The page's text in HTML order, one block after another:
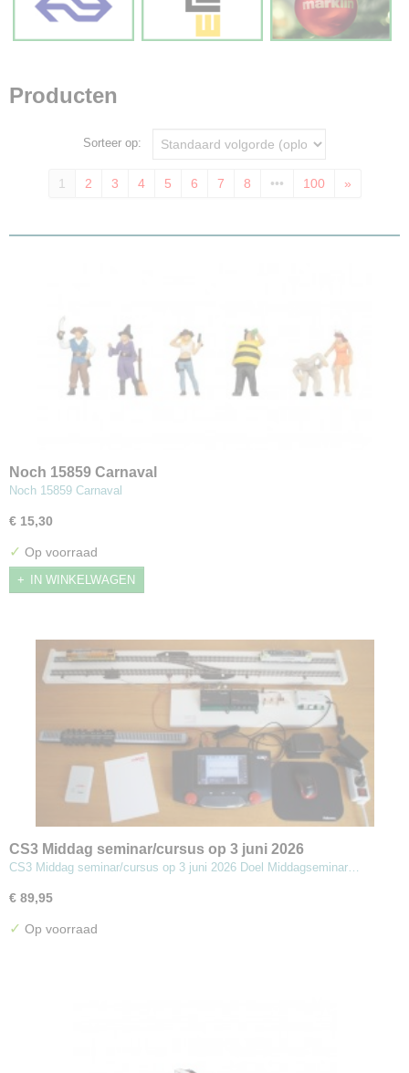
Producten
Sorteer op:
1 2 3 4 5 6 7 8 ••• 100 »
Noch 15859 Carnaval
Noch 15859 Carnaval
€ 15,30
✓ Op voorraad
IN WINKELWAGEN
CS3 Middag seminar/cursus op 3 juni 2026
CS3 Middag seminar/cursus op 3 juni 2026 Doel Middagseminar…
€ 89,95
✓ Op voorraad